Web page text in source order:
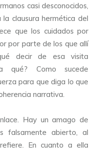
casi desconocidos,
clausura hermética del
que los cuidados por
por parte de los que allí
decir de esa visita
qué? Como sucede
para que diga lo que
narrativa.
Hay un amago de
falsamente abierto, al
En cuanto a ella